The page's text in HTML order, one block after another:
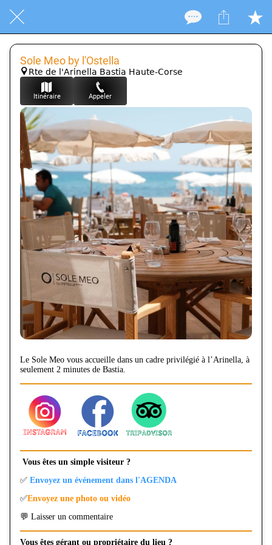
Sole Meo by l'Ostella
Rte de l'Arinella Bastia Haute-Corse
Itinéraire Appeler
Le Sole Meo vous accueille dans un cadre privilégié à l’Arinella, à
seulement 2 minutes de Bastia.
Vous êtes un simple visiteur ?
✅ Envoyez un événement dans l'AGENDA
✅Envoyez une photo ou vidéo
💬 Laisser un commentaire
Vous êtes gérant ou propriétaire du lieu ?